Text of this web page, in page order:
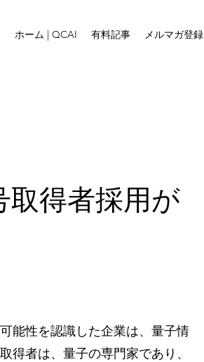
ホーム | QCAI 有料記事 メルマガ登録
取得者採用が
能性を認識した企業は、量子情
得者は、量子の専門家であり、